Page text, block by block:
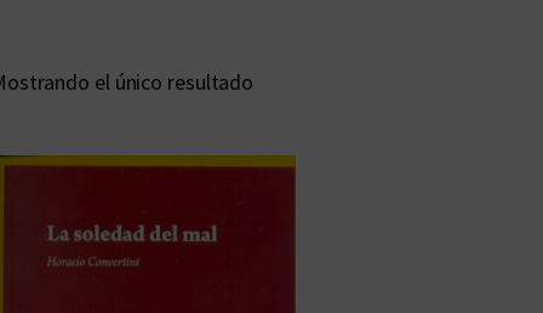
el único resultado